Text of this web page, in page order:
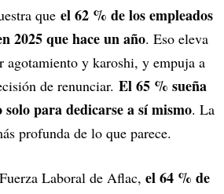
que el 62 % de los empleados
2025 que hace un año. Eso eleva
agotamiento y karoshi, y empuja a
de renunciar. El 65 % sueña
para dedicarse a sí mismo. La
profunda de lo que parece.
Laboral de Aflac, el 64 % de